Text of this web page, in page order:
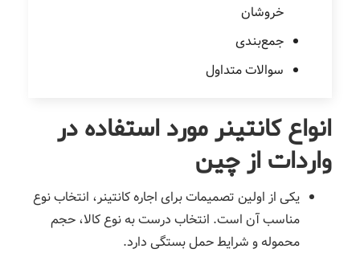
خروشان
جمع‌بندی
سوالات متداول
انواع کانتینر مورد استفاده در
واردات از چین
یکی از اولین تصمیمات برای اجاره کانتینر، انتخاب نوع
مناسب آن است. انتخاب درست به نوع کالا، حجم
محموله و شرایط حمل بستگی دارد.